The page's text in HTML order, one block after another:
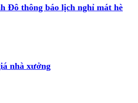
Đô thông báo lịch nghỉ mát hè
nhà xưởng